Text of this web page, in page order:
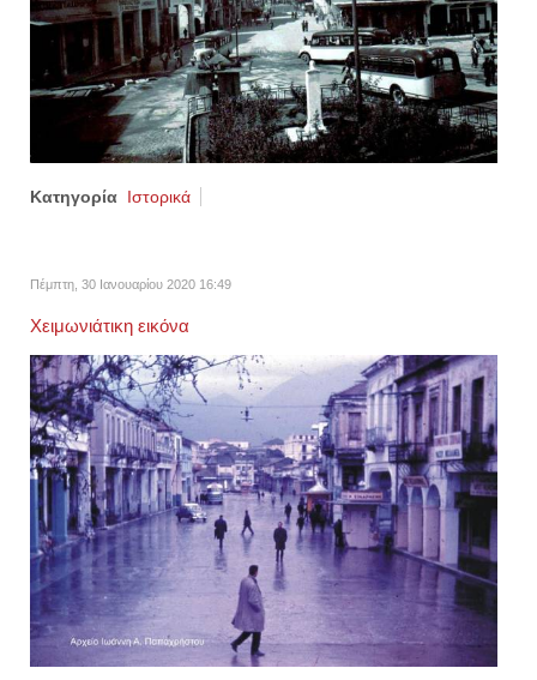
Κατηγορία Ιστορικά
Πέμπτη, 30 Ιανουαρίου 2020 16:49
Χειμωνιάτικη εικόνα